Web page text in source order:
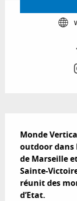
Monde
outdoor dans
de Marseille
Sainte-
réunit des
d’Etat.